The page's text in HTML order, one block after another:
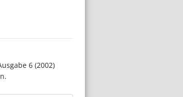
6 (2002)